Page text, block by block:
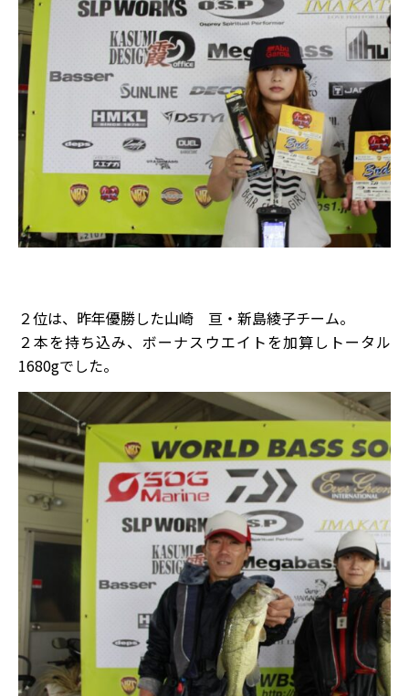
２位は、昨年優勝した山崎 亘・新島綾子チーム。
２本を持ち込み、ボーナスウエイトを加算しトータル
1680gでした。